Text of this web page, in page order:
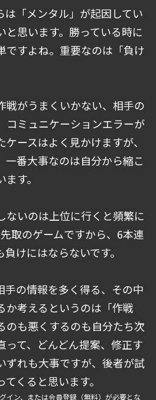
は「メンタル」が起因してい
と思います。勝っている時に
すよね。重要なのは「負け
戦がうまくいかない、相手の
コミュニケーションエラーが
ースはよく見かけますが、
一番大事なのは自分から縮こ
す。
ないのは上位に行くと頻繁に
取のゲームですから、6本連
けにはならないです。
手の情報を多く得る、その中
か考えるというのは「作戦
のも悪くするのも自分たち次
って、どんどん提案、修正す
ずれも大事ですが、後者が試
くると思います。
イン、または会員登録（無料）が必要とな